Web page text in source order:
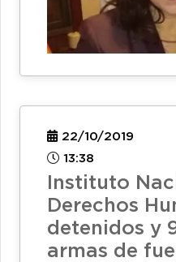
22/10/2019
13:38
Instituto
Derechos
detenidos y
armas de